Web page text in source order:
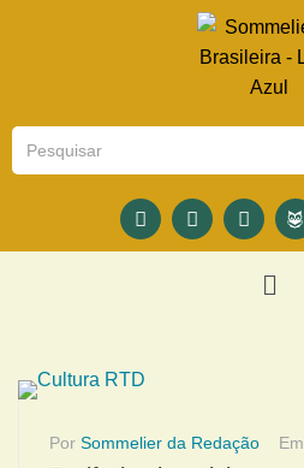
Por Sommelier da Redação Em